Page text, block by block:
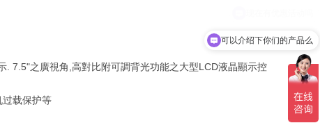
7.5"之廣視角,高對比附可調背光功能之大型LCD液晶顯示控
过载保护等
可以介绍下你们的产品么